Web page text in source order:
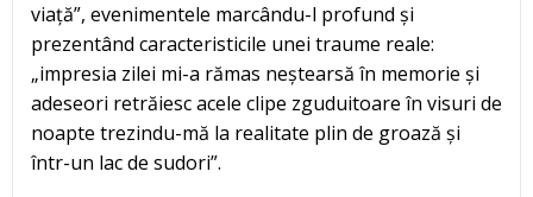
viață”, evenimentele marcându-l profund și
prezentând caracteristicile unei traume reale:
„impresia zilei mi-a rămas neștearsă în memorie și
adeseori retrăiesc acele clipe zguduitoare în visuri de
noapte trezindu-mă la realitate plin de groază și
într-un lac de sudori”.